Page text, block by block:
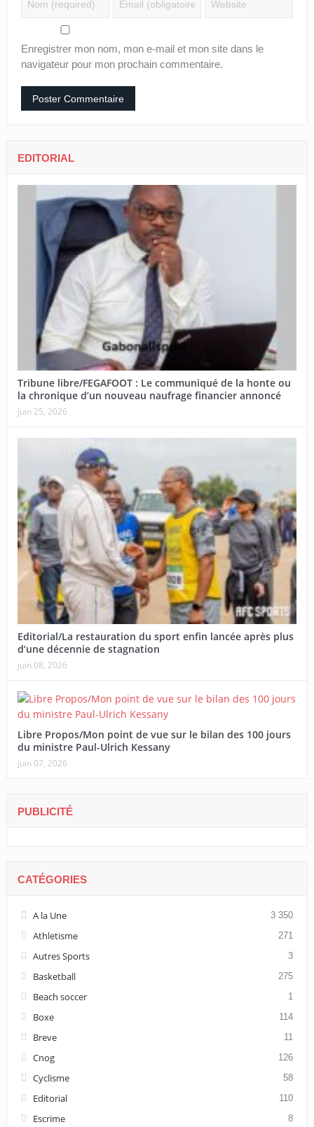
Enregistrer mon nom, mon e-mail et mon site dans le
navigateur pour mon prochain commentaire.
EDITORIAL
Tribune libre/FEGAFOOT : Le communiqué de la honte ou
la chronique d’un nouveau naufrage financier annoncé
juin 25, 2026
Editorial/La restauration du sport enfin lancée après plus
d’une décennie de stagnation
juin 08, 2026
Libre Propos/Mon point de vue sur le bilan des 100 jours
du ministre Paul-Ulrich Kessany
juin 07, 2026
PUBLICITÉ
CATÉGORIES
A la Une 3 350
Athletisme 271
Autres Sports 3
Basketball 275
Beach soccer 1
Boxe 114
Breve 11
Cnog 126
Cyclisme 58
Editorial 110
Escrime 8